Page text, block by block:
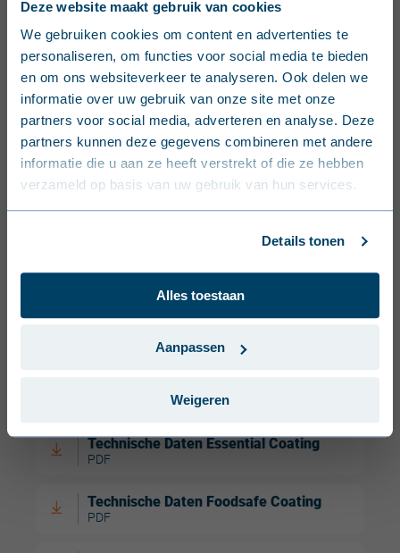
Deze website maakt gebruik van cookies
We gebruiken cookies om content en advertenties te
personaliseren, om functies voor social media te bieden
en om ons websiteverkeer te analyseren. Ook delen we
informatie over uw gebruik van onze site met onze
partners voor social media, adverteren en analyse. Deze
partners kunnen deze gegevens combineren met andere
informatie die u aan ze heeft verstrekt of die ze hebben
verzameld op basis van uw gebruik van hun services.
Details tonen
Alles toestaan
Aanpassen
Weigeren
English (United Kingdom)
Nederlands (België)
Français (Belgique)
Nederlands (Nederland)
Deutsch (Deutschland)
Svenska (Sverige)
Português (Portugal)
Montageanleitung - Kombination JI Wall
1000VB PIR und JI Vulcasteel Wall
1000VB
PDF
Befestigung des Wandpaneels
Vulcasteel Wall VB
Broschüren
Technische Daten Essential Coating
PDF
Technische Daten Foodsafe Coating
PDF